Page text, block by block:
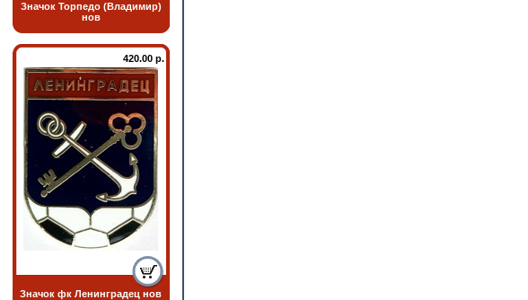
Значок Торпедо (Владимир)
нов
420.00 р.
Значок фк Ленинградец нов